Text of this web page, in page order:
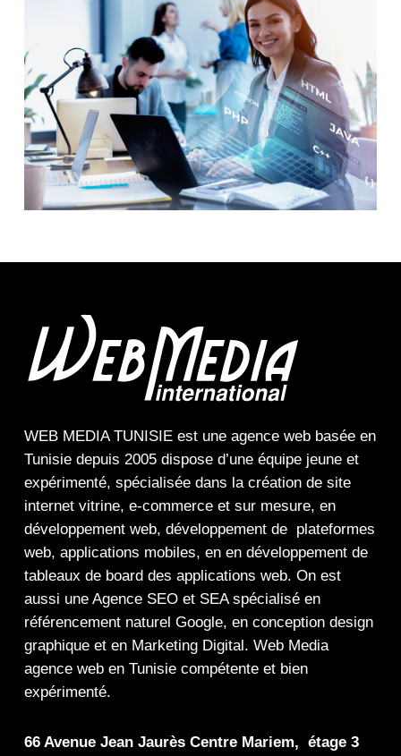
WEB MEDIA TUNISIEest une agence webbasée en
Tunisie depuis 2005 dispose d’une équipe jeune et
expérimenté, spécialisée dans la création de site
internet vitrine, e-commerceet sur mesure, en
développement web, développement de plateformes
web, applications mobiles, en en développement de
tableaux de boarddes applications web. On est
aussi une Agence SEOet SEAspécialisé en
référencement naturel Google, en conception design
graphiqueet en Marketing Digital. Web Media
agence web en Tunisie compétente et bien
expérimenté.
66 Avenue Jean Jaurès Centre Mariem, étage 3